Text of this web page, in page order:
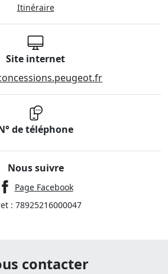
Itinéraire
Site internet
de téléphone
Nous suivre
Page Facebook
: 78925216000047
contacter